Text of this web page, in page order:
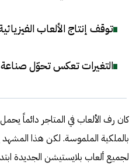
توقف إنتاج الألعاب
التغيرات تعكس تحوّل صناعة
كان رف الألعاب في المتاجر دائماً
بالملكية الملموسة. لكن هذا المشهد
لجميع ألعاب بلايستيشن الجديدة ابتداءً من يناير 2028، لتنتقل بالكامل إلى